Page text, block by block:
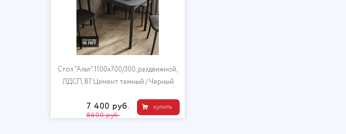
Стол "Альт" 1100х700/300, раздвижной,
ЛДСП, В7 Цемент темный / Черный
купить
7 400 руб.
8600 руб.